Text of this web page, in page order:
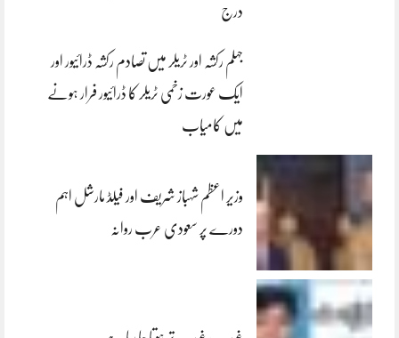
درج
جہلم رکشہ اور ٹریلر میں تصادم رکشہ ڈرائیور اور
ایک عورت زخمی ٹریلر کا ڈرائیور فرار ہونے
میں کامیاب
وزیر اعظم شہباز شریف اور فیلڈ مارشل اہم
دورے پر سعودی عرب روانہ